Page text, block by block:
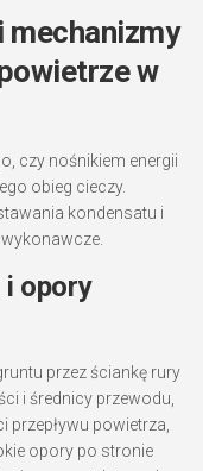
mechanizmy
w
czy nośnikiem energii
obieg cieczy.
kondensatu i
opory
przez ściankę rury
i średnicy przewodu,
powietrza,
opory po stronie